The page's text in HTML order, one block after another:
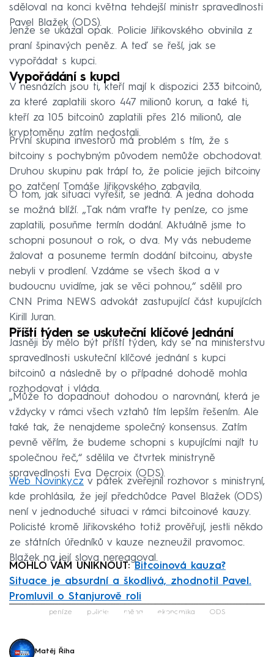
sděloval na konci května tehdejší ministr spravedlnosti
Pavel Blažek (ODS).
Jenže se ukázal opak. Policie Jiřikovského obvinila z
praní špinavých peněz. A teď se řeší, jak se
vypořádat s kupci.
Vypořádání s kupci
V nesnázích jsou ti, kteří mají k dispozici 233 bitcoinů,
za které zaplatili skoro 447 milionů korun, a také ti,
kteří za 105 bitcoinů zaplatili přes 216 milionů, ale
kryptoměnu zatím nedostali.
První skupina investorů má problém s tím, že s
bitcoiny s pochybným původem nemůže obchodovat.
Druhou skupinu pak trápí to, že policie jejich bitcoiny
po zatčení Tomáše Jiřikovského zabavila.
O tom, jak situaci vyřešit, se jedná. A jedna dohoda
se možná blíží. „Tak nám vraťte ty peníze, co jsme
zaplatili, posuňme termín dodání. Aktuálně jsme to
schopni posunout o rok, o dva. My vás nebudeme
žalovat a posuneme termín dodání bitcoinu, abyste
nebyli v prodlení. Vzdáme se všech škod a v
budoucnu uvidíme, jak se věci pohnou,“ sdělil pro
CNN Prima NEWS advokát zastupující část kupujících
Kirill Juran.
Příští týden se uskuteční klíčové jednání
Jasněji by mělo být příští týden, kdy se na ministerstvu
spravedlnosti uskuteční klíčové jednání s kupci
bitcoinů a následně by o případné dohodě mohla
rozhodovat i vláda.
„Může to dopadnout dohodou o narovnání, která je
vždycky v rámci všech vztahů tím lepším řešením. Ale
také tak, že nenajdeme společný konsensus. Zatím
pevně věřím, že budeme schopni s kupujícími najít tu
společnou řeč,“ sdělila ve čtvrtek ministryně
spravedlnosti Eva Decroix (ODS).
Web Novinky.cz v pátek zveřejnil rozhovor s ministryní,
kde prohlásila, že její předchůdce Pavel Blažek (ODS)
není v jednoduché situaci v rámci bitcoinové kauzy.
Policisté kromě Jiřikovského totiž prověřují, jestli někdo
ze státních úředníků v kauze nezneužil pravomoc.
Blažek na její slova nereagoval.
MOHLO VÁM UNIKNOUT:Bitcoinová kauza?
Situace je absurdní a škodlivá, zhodnotil Pavel.
Promluvil o Stanjurově roli
Failed to fetch
peníze policie měna ekonomika ODS
Matěj Říha